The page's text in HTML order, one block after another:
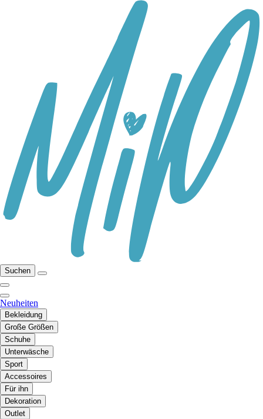
Suchen
Neuheiten
Bekleidung
Große Größen
Schuhe
Unterwäsche
Sport
Accessoires
Für ihn
Dekoration
Outlet